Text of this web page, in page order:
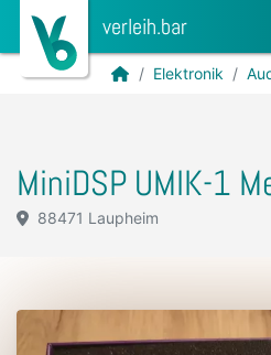
verleih.bar
Elektronik
MiniDSP UMIK-1
88471 Laupheim